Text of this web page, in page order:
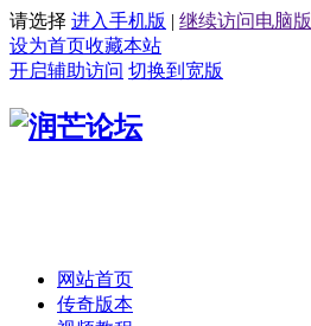
请选择 进入手机版 | 继续访问电脑版
设为首页收藏本站
开启辅助访问 切换到宽版
网站首页
传奇版本